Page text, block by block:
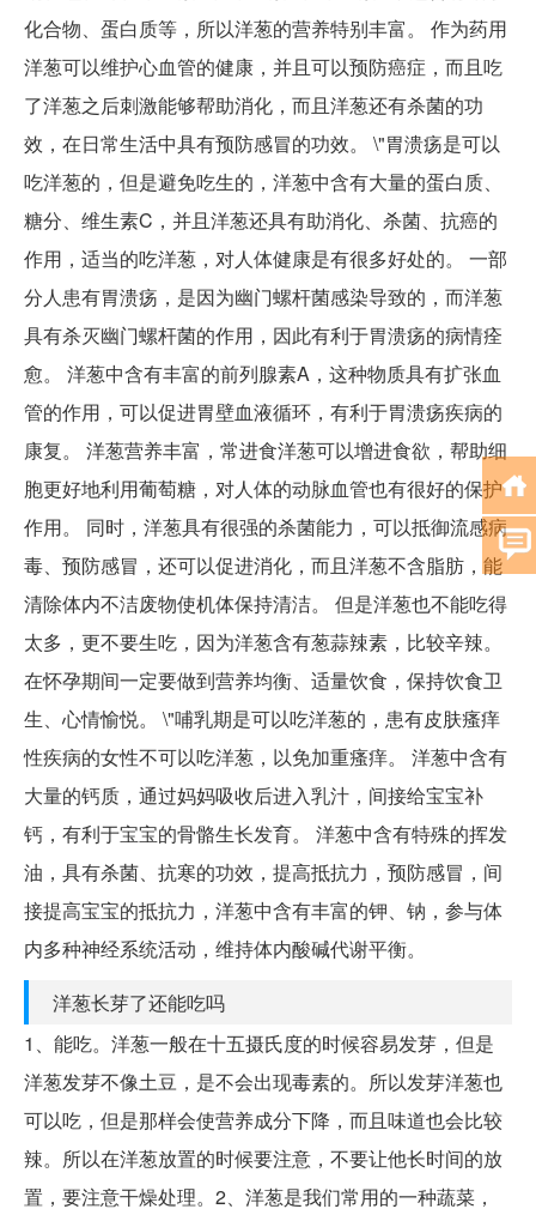
化合物、蛋白质等，所以洋葱的营养特别丰富。 作为药用
洋葱可以维护心血管的健康，并且可以预防癌症，而且吃
了洋葱之后刺激能够帮助消化，而且洋葱还有杀菌的功
效，在日常生活中具有预防感冒的功效。 \"胃溃疡是可以
吃洋葱的，但是避免吃生的，洋葱中含有大量的蛋白质、
糖分、维生素C，并且洋葱还具有助消化、杀菌、抗癌的
作用，适当的吃洋葱，对人体健康是有很多好处的。 一部
分人患有胃溃疡，是因为幽门螺杆菌感染导致的，而洋葱
具有杀灭幽门螺杆菌的作用，因此有利于胃溃疡的病情痊
愈。 洋葱中含有丰富的前列腺素A，这种物质具有扩张血
管的作用，可以促进胃壁血液循环，有利于胃溃疡疾病的
康复。 洋葱营养丰富，常进食洋葱可以增进食欲，帮助细
胞更好地利用葡萄糖，对人体的动脉血管也有很好的保护
作用。 同时，洋葱具有很强的杀菌能力，可以抵御流感病
毒、预防感冒，还可以促进消化，而且洋葱不含脂肪，能
清除体内不洁废物使机体保持清洁。 但是洋葱也不能吃得
太多，更不要生吃，因为洋葱含有葱蒜辣素，比较辛辣。
在怀孕期间一定要做到营养均衡、适量饮食，保持饮食卫
生、心情愉悦。 \"哺乳期是可以吃洋葱的，患有皮肤瘙痒
性疾病的女性不可以吃洋葱，以免加重瘙痒。 洋葱中含有
大量的钙质，通过妈妈吸收后进入乳汁，间接给宝宝补
钙，有利于宝宝的骨骼生长发育。 洋葱中含有特殊的挥发
油，具有杀菌、抗寒的功效，提高抵抗力，预防感冒，间
接提高宝宝的抵抗力，洋葱中含有丰富的钾、钠，参与体
内多种神经系统活动，维持体内酸碱代谢平衡。
洋葱长芽了还能吃吗
1、能吃。洋葱一般在十五摄氏度的时候容易发芽，但是
洋葱发芽不像土豆，是不会出现毒素的。所以发芽洋葱也
可以吃，但是那样会使营养成分下降，而且味道也会比较
辣。所以在洋葱放置的时候要注意，不要让他长时间的放
置，要注意干燥处理。2、洋葱是我们常用的一种蔬菜，